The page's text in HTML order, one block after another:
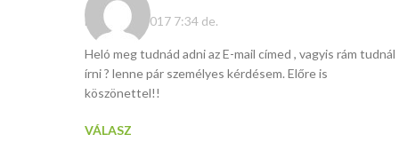
március 7, 2017 7:34 de.
Heló meg tudnád adni az E-mail címed , vagyis rám tudnál
írni ? lenne pár személyes kérdésem. Előre is
köszönettel!!
VÁLASZ